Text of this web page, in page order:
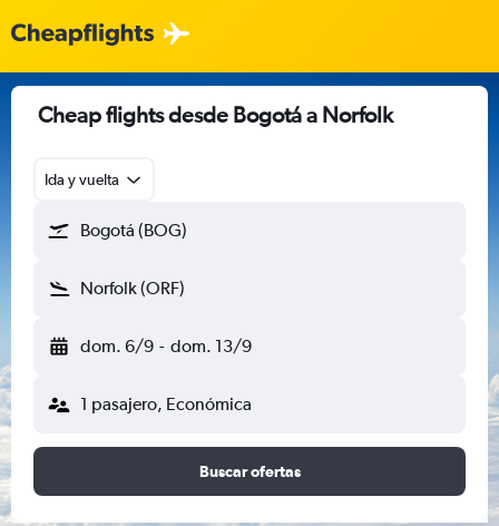
Cheap flights desde Bogotá a Norfolk
Ida y vuelta
Bogotá (BOG)
Norfolk (ORF)
dom. 6/9 - dom. 13/9
1 pasajero, Económica
Buscar ofertas